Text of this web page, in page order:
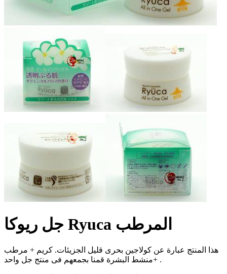
جل ريوكا Ryuca المرطب
هذا المنتج عبارة عن كولاجين بحرى قليل الجزيئات. كريم + مرطب
+منشط البشرة قمنا بجمعهم فى منتج جل واحد .